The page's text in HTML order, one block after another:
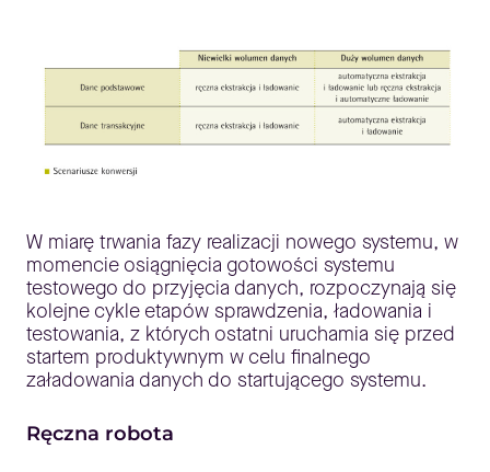
W miarę trwania fazy realizacji nowego systemu, w
momencie osiągnięcia gotowości systemu
testowego do przyjęcia danych, rozpoczynają się
kolejne cykle etapów sprawdzenia, ładowania i
testowania, z których ostatni uruchamia się przed
startem produktywnym w celu finalnego
załadowania danych do startującego systemu.
Ręczna robota